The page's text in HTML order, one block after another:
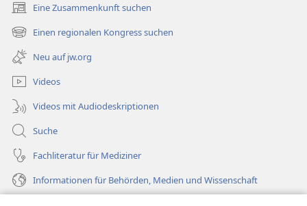
Eine Zusammenkunft suchen
(öffnet
neues
Fenster)
Einen regionalen Kongress suchen
(öffnet
neues
Fenster)
Neu auf jw.org
Videos
Videos mit Audiodeskriptionen
Suche
Fachliteratur für Mediziner
Informationen für Behörden, Medien und Wissenschaft